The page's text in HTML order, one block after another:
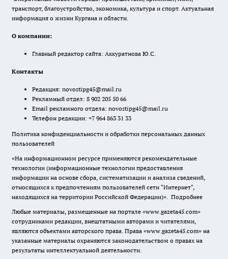
транспорт, благоустройство, экономика, культура и спорт. Актуальная
информация о жизни Кургана и области.
О компании:
Главный редактор сайта: Аккуратнова Ю.С.
Контакты
Редакция: novostipg45@mail.ru
Рекламный отдел: 8 902 205 50 66
Email рекламного отдела: novostipg45@mail.ru
Телефон редакции: +7 964 863 31 33
Политика конфиденциальности и обработки персональных данных
пользователей
«На информационном ресурсе применяются рекомендательные
технологии (информационные технологии предоставления
информации на основе сбора, систематизации и анализа сведений,
относящихся к предпочтениям пользователей сети "Интернет",
находящихся на территории Российской Федерации)». Подробнее
Любые материалы, размещенные на портале «www.gazeta45.com»
сотрудниками редакции, внештатными авторами и читателями,
являются объектами авторского права. Права «www.gazeta45.com» на
указанные материалы охраняются законодательством о правах на
результаты интеллектуальной деятельности.